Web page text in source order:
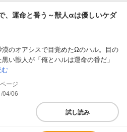
、運命と番う～獣人αは優しいケダ
のオアシスで目覚めたΩのハル。目の
い獣人が「俺とハルは運命の番だ」
04/06
試し読み